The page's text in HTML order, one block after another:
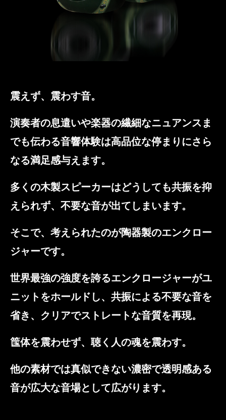
震えず、震わす音。
演奏者の息遣いや楽器の繊細なニュアンスま
でも伝わる音響体験は高品位な停まりにさら
なる満足感与えます。
多くの木製スピーカーはどうしても共振を抑
えられず、不要な音が出てしまいます。
そこで、考えられたのが陶器製のエンクロー
ジャーです。
世界最強の強度を誇るエンクロージャーがユ
ニットをホールドし、共振による不要な音を
省き、クリアでストレートな音質を再現。
筺体を震わせず、聴く人の魂を震わす。
他の素材では真似できない濃密で透明感ある
音が広大な音場として広がります。